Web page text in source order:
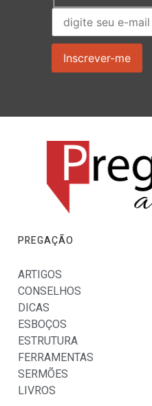
PREGAÇÃO
ARTIGOS
CONSELHOS
DICAS
ESBOÇOS
ESTRUTURA
FERRAMENTAS
SERMÕES
LIVROS